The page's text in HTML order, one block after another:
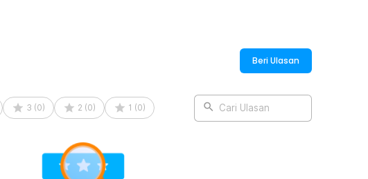
Beri Ulasan
3 (0) 2 (0) 1 (0) Cari Ulasan